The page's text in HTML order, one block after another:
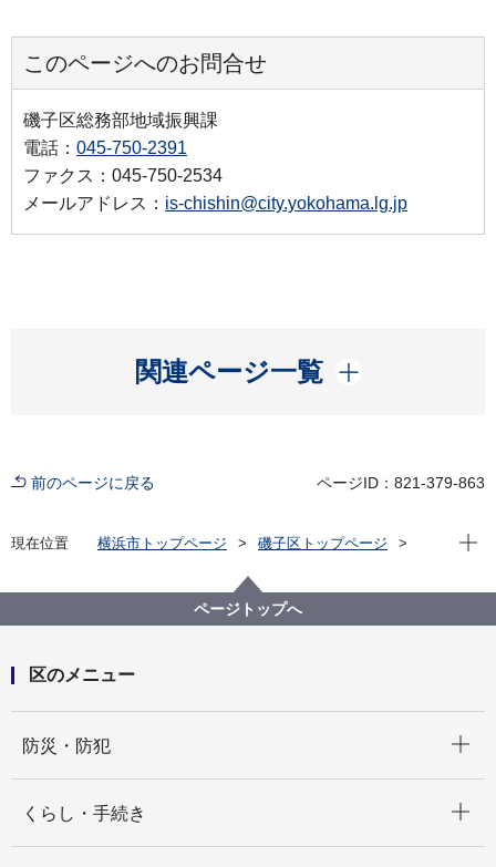
このページへのお問合せ
磯子区総務部地域振興課
電話： 045-750-2391
ファクス：045-750-2534
メールアドレス： is-chishin@city.yokohama.lg.jp
関連ページ一覧
開く
前のページに戻る ページID：821-379-863
現在位置 横浜市トップページ
磯子区トップページ
ISOGOフォトニュース
令和７年度ＪＡ横浜杉田支店サマーフェスタ・夏季農
産物持寄品評会に参加しました！
現在
ページトップへ
区のメニュー
防災・防犯
くらし・手続き